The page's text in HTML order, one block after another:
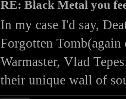
RE: Black Metal you
In my case I'd say,
Forgotten
Warmaster, Vlad
their unique wall of